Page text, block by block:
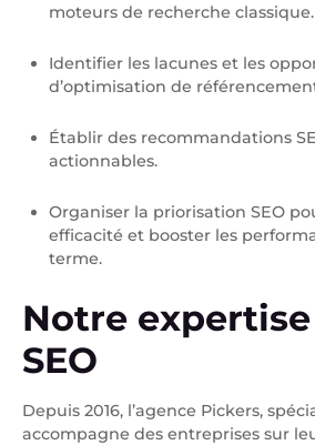
moteurs de recherche classique.
Identifier les lacunes et les
d’optimisation de
Établir des recommandations
actionnables.
Organiser la priorisation SEO
efficacité et booster les
terme.
Notre
SEO
Depuis 2016, l’agence Pickers,
accompagne des entreprises sur